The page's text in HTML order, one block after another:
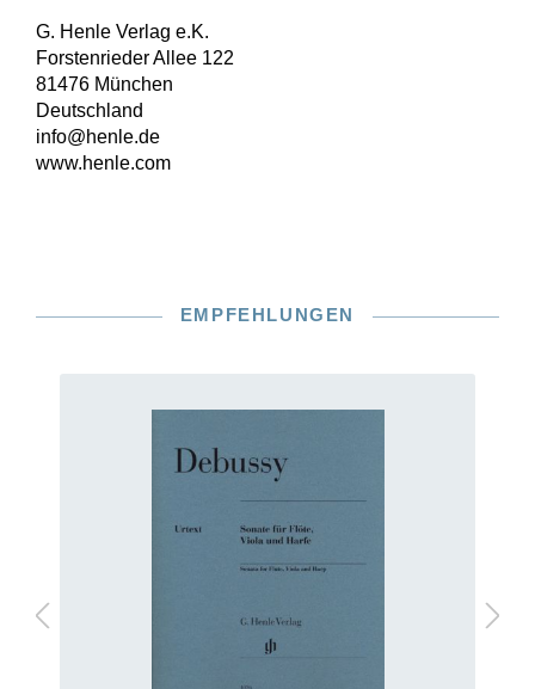
G. Henle Verlag e.K.
Forstenrieder Allee 122
81476 München
Deutschland
info@henle.de
www.henle.com
EMPFEHLUNGEN